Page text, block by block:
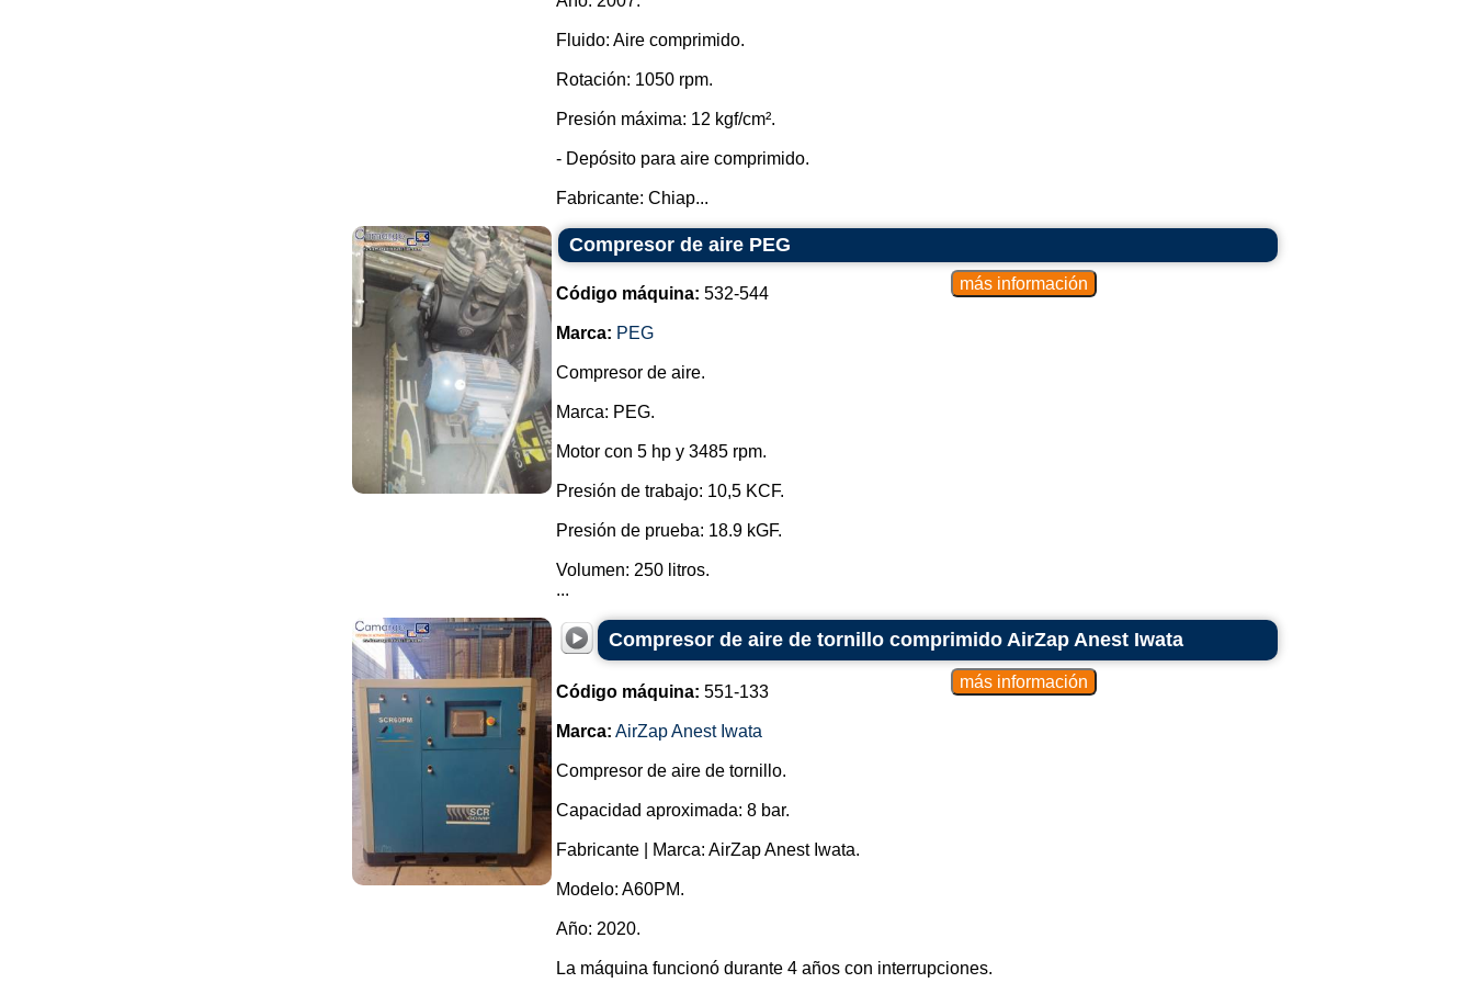
Fluido: Aire comprimido.
Rotación: 1050 rpm.
Presión máxima: 12 kgf/cm².
- Depósito para aire comprimido.
Fabricante: Chiap...
Compresor de aire PEG
Código máquina: 532-544
Marca: PEG
Compresor de aire.
Marca: PEG.
Motor con 5 hp y 3485 rpm.
Presión de trabajo: 10,5 KCF.
Presión de prueba: 18.9 kGF.
Volumen: 250 litros.
...
Compresor de aire de tornillo comprimido AirZap Anest Iwata
Código máquina: 551-133
Marca: AirZap Anest Iwata
Compresor de aire de tornillo.
Capacidad aproximada: 8 bar.
Fabricante | Marca: AirZap Anest Iwata.
Modelo: A60PM.
Año: 2020.
La máquina funcionó durante 4 años con interrupciones.